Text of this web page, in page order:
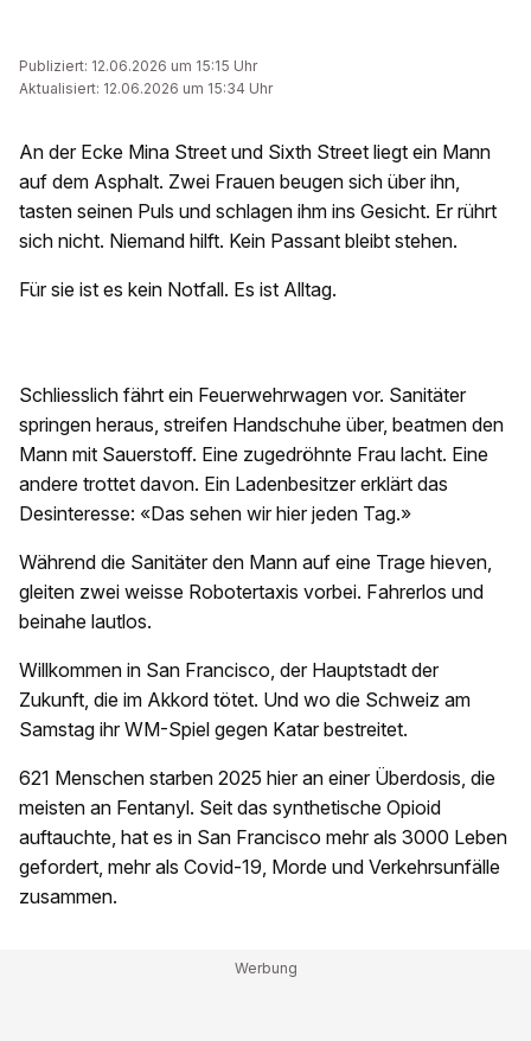
Publiziert: 12.06.2026 um 15:15 Uhr
Aktualisiert: 12.06.2026 um 15:34 Uhr
An der Ecke Mina Street und Sixth Street liegt ein Mann
auf dem Asphalt. Zwei Frauen beugen sich über ihn,
tasten seinen Puls und schlagen ihm ins Gesicht. Er rührt
sich nicht. Niemand hilft. Kein Passant bleibt stehen.
Für sie ist es kein Notfall. Es ist Alltag.
Schliesslich fährt ein Feuerwehrwagen vor. Sanitäter
springen heraus, streifen Handschuhe über, beatmen den
Mann mit Sauerstoff. Eine zugedröhnte Frau lacht. Eine
andere trottet davon. Ein Ladenbesitzer erklärt das
Desinteresse: «Das sehen wir hier jeden Tag.»
Während die Sanitäter den Mann auf eine Trage hieven,
gleiten zwei weisse Robotertaxis vorbei. Fahrerlos und
beinahe lautlos.
Willkommen in San Francisco, der Hauptstadt der
Zukunft, die im Akkord tötet. Und wo die Schweiz am
Samstag ihr WM-Spiel gegen Katar bestreitet.
621 Menschen starben 2025 hier an einer Überdosis, die
meisten an Fentanyl. Seit das synthetische Opioid
auftauchte, hat es in San Francisco mehr als 3000 Leben
gefordert, mehr als Covid-19, Morde und Verkehrsunfälle
zusammen.